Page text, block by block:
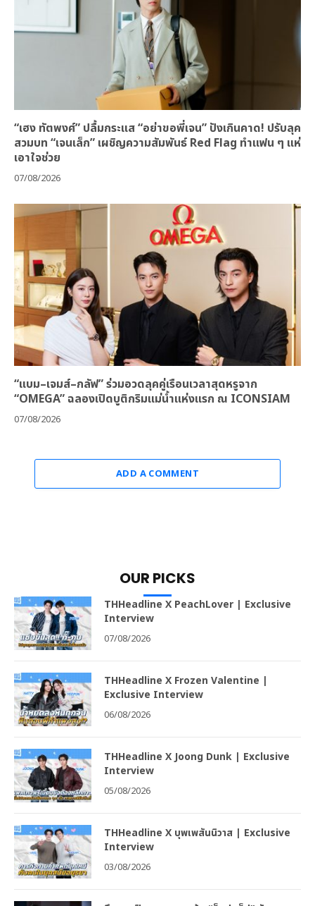
“เฮง ทัตพงศ์” ปลื้มกระแส “อย่าขอพี่เจน” ปังเกินคาด! ปรับลุค
สวมบท “เจนเล็ก” เผชิญความสัมพันธ์ Red Flag ทำแฟน ๆ แห่
เอาใจช่วย
07/08/2026
“แบม–เจมส์–กลัฟ” ร่วมอวดลุคคู่เรือนเวลาสุดหรูจาก
“OMEGA” ฉลองเปิดบูติกริมแม่น้ำแห่งแรก ณ ICONSIAM
07/08/2026
ADD A COMMENT
OUR PICKS
THHeadline X PeachLover | Exclusive
Interview
07/08/2026
THHeadline X Frozen Valentine |
Exclusive Interview
06/08/2026
THHeadline X Joong Dunk | Exclusive
Interview
05/08/2026
THHeadline X บุพเพสันนิวาส | Exclusive
Interview
03/08/2026